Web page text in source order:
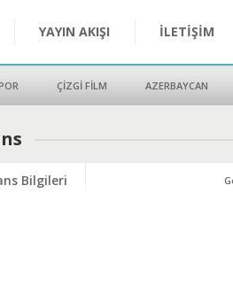
YAYIN AKIŞI İLETİŞİM
ÇİZGİ FİLM AZERBAYCAN
Bilgileri